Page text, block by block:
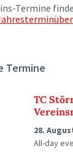
Termine
Termine
TC
28.
All-day